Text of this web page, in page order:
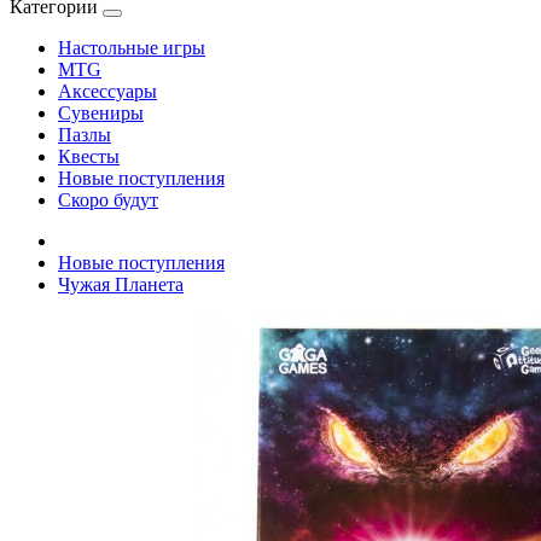
Категории
Настольные игры
MTG
Аксессуары
Сувениры
Пазлы
Квесты
Новые поступления
Скоро будут
Новые поступления
Чужая Планета